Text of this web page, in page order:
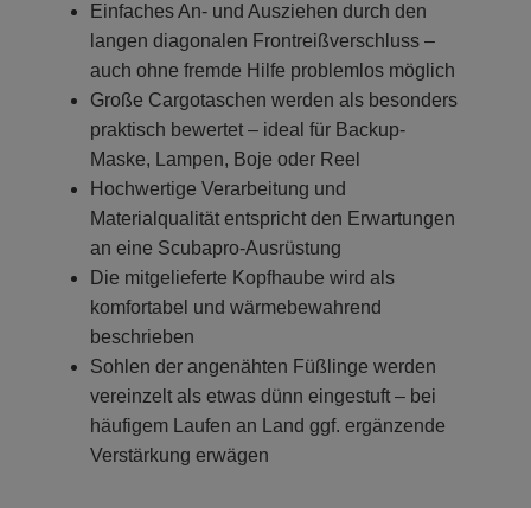
Einfaches An- und Ausziehen durch den
langen diagonalen Frontreißverschluss –
auch ohne fremde Hilfe problemlos möglich
Große Cargotaschen werden als besonders
praktisch bewertet – ideal für Backup-
Maske, Lampen, Boje oder Reel
Hochwertige Verarbeitung und
Materialqualität entspricht den Erwartungen
an eine Scubapro-Ausrüstung
Die mitgelieferte Kopfhaube wird als
komfortabel und wärmebewahrend
beschrieben
Sohlen der angenähten Füßlinge werden
vereinzelt als etwas dünn eingestuft – bei
häufigem Laufen an Land ggf. ergänzende
Verstärkung erwägen